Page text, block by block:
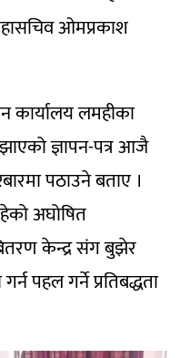
ओमप्रकाश
कार्यालय लमहीका
ज्ञापन-पत्र आजै
पठाउने बताए ।
अघोषित
केन्द्र संग बुझेर
पहल गर्ने प्रतिबद्धता